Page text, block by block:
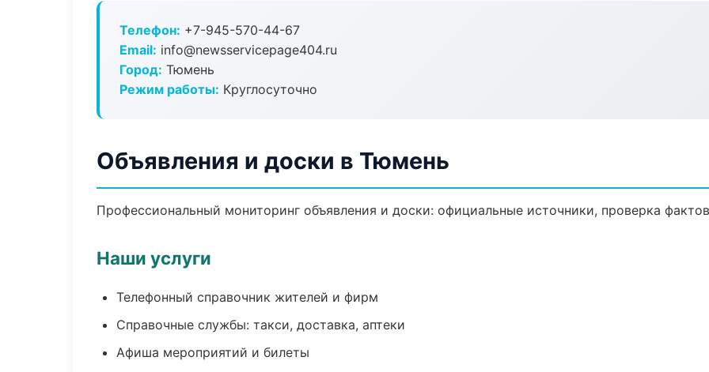
Телефон: +7-945-570-44-67
Email: info@newsservicepage404.ru
Город: Тюмень
Режим работы: Круглосуточно
Объявления и доски в Тюмень
Профессиональный мониторинг объявления и доски: официальные источники, проверка
Наши услуги
Телефонный справочник жителей и фирм
Справочные службы: такси, доставка, аптеки
Афиша мероприятий и билеты